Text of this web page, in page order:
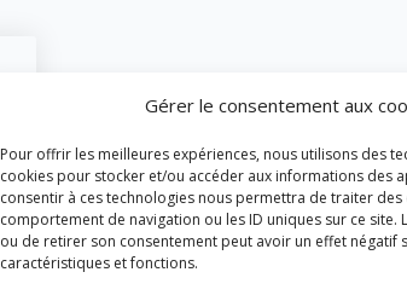
Gérer le consentement aux
Pour offrir les meilleures expériences, nous utilisons des
cookies pour stocker et/ou accéder aux informations des
consentir à ces technologies nous permettra de traiter des
comportement de navigation ou les ID uniques sur ce site.
ou de retirer son consentement peut avoir un effet négatif
caractéristiques et fonctions.